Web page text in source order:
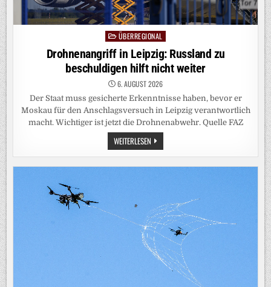
Posted
in
ÜBERREGIONAL
Drohnenangriff in Leipzig: Russland zu
beschuldigen hilft nicht weiter
6. AUGUST 2026
Der Staat muss gesicherte Erkenntnisse haben, bevor er
Moskau für den Anschlagsversuch in Leipzig verantwortlich
macht. Wichtiger ist jetzt die Drohnenabwehr. Quelle FAZ
WEITERLESEN DROHNENANGRIFF
IN
LEIPZIG:
RUSSLAND
WEITER